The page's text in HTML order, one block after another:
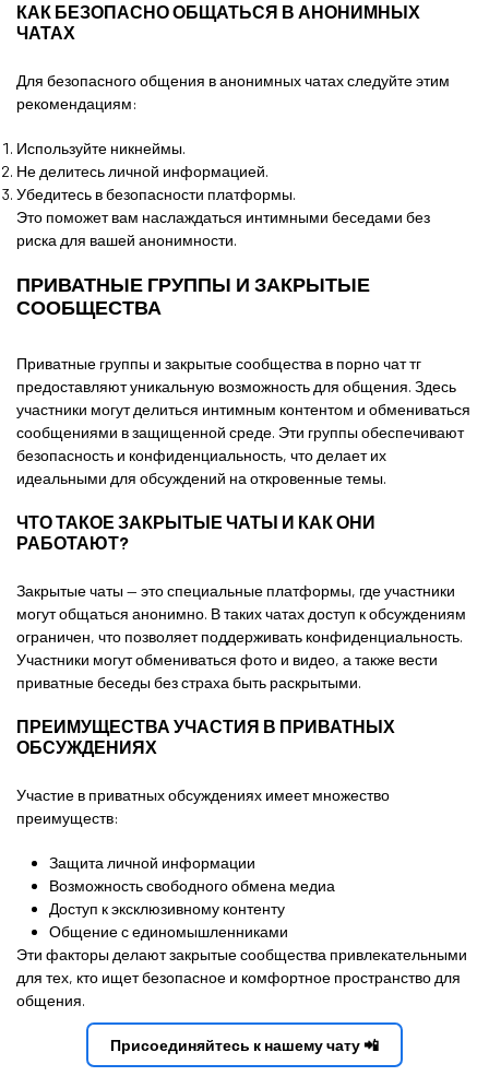
КАК БЕЗОПАСНО ОБЩАТЬСЯ В АНОНИМНЫХ
ЧАТАХ
Для безопасного общения в анонимных чатах следуйте этим
рекомендациям:
Используйте никнеймы.
Не делитесь личной информацией.
Убедитесь в безопасности платформы.
Это поможет вам наслаждаться интимными беседами без
риска для вашей анонимности.
ПРИВАТНЫЕ ГРУППЫ И ЗАКРЫТЫЕ
СООБЩЕСТВА
Приватные группы и закрытые сообщества в порно чат тг
предоставляют уникальную возможность для общения. Здесь
участники могут делиться интимным контентом и обмениваться
сообщениями в защищенной среде. Эти группы обеспечивают
безопасность и конфиденциальность, что делает их
идеальными для обсуждений на откровенные темы.
ЧТО ТАКОЕ ЗАКРЫТЫЕ ЧАТЫ И КАК ОНИ
РАБОТАЮТ?
Закрытые чаты — это специальные платформы, где участники
могут общаться анонимно. В таких чатах доступ к обсуждениям
ограничен, что позволяет поддерживать конфиденциальность.
Участники могут обмениваться фото и видео, а также вести
приватные беседы без страха быть раскрытыми.
ПРЕИМУЩЕСТВА УЧАСТИЯ В ПРИВАТНЫХ
ОБСУЖДЕНИЯХ
Участие в приватных обсуждениях имеет множество
преимуществ:
Защита личной информации
Возможность свободного обмена медиа
Доступ к эксклюзивному контенту
Общение с единомышленниками
Эти факторы делают закрытые сообщества привлекательными
для тех, кто ищет безопасное и комфортное пространство для
общения.
Присоединяйтесь к нашему чату 📲